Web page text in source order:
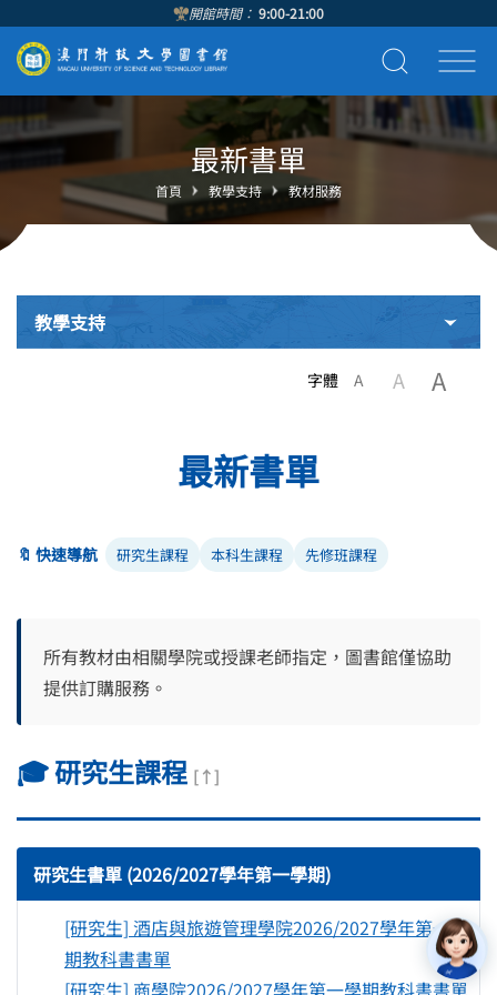
開館時間： 9:00-21:00
最新書單
首頁 教學支持 教材服務
教學支持
字體 A A A
最新書單
🔖 快速導航 研究生課程 本科生課程 先修班課程
所有教材由相關學院或授課老師指定，圖書館僅協助
提供訂購服務。
🎓 研究生課程 [↑]
研究生書單 (2026/2027學年第一學期)
[研究生] 酒店與旅遊管理學院2026/2027學年第一學
期教科書書單
[研究生] 商學院2026/2027學年第一學期教科書書單